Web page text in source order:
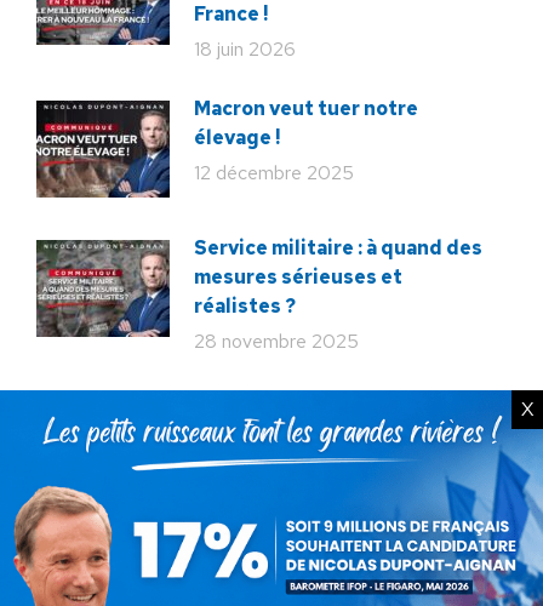
France !
18 juin 2026
Macron veut tuer notre
élevage !
12 décembre 2025
Service militaire : à quand des
mesures sérieuses et
réalistes ?
28 novembre 2025
La destitution au plus tôt !
24 novembre 2025
X